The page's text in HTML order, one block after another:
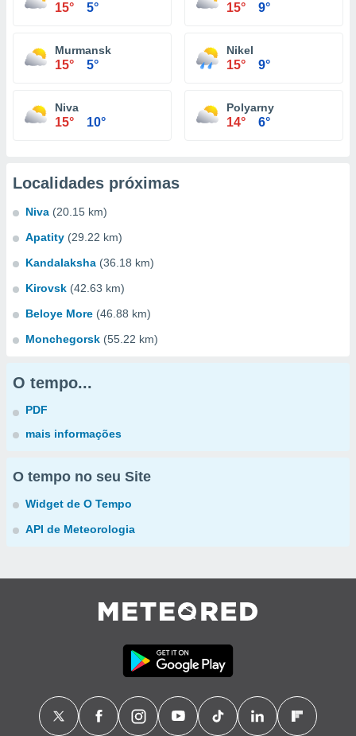
15° 5° 15° 9°
Murmansk
15° 5°
Nikel
15° 9°
Niva
15° 10°
Polyarny
14° 6°
Localidades próximas
Niva (20.15 km)
Apatity (29.22 km)
Kandalaksha (36.18 km)
Kirovsk (42.63 km)
Beloye More (46.88 km)
Monchegorsk (55.22 km)
O tempo...
PDF
mais informações
O tempo no seu Site
Widget de O Tempo
API de Meteorologia